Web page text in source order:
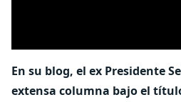
En su blog, el ex Presidente
extensa columna bajo el